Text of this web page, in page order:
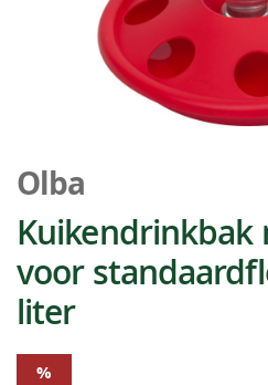
naar
het
begin
van
de
afbeeldingen-
gallerij
Olba
Kuikendrinkbak
voor
liter
%